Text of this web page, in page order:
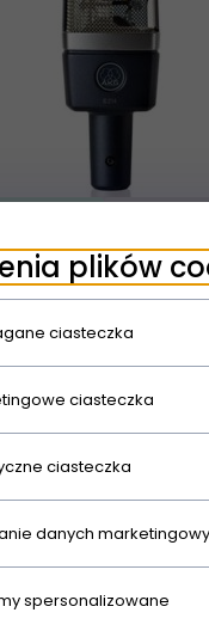
PLN
plików
ciasteczka
ciasteczka
ciasteczka
danych
spersonalizowane